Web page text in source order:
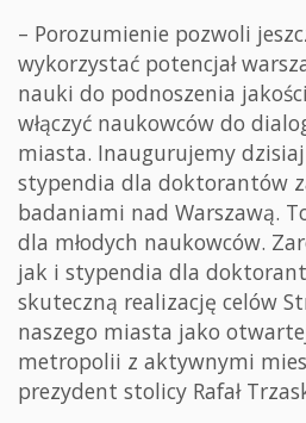
– Porozumienie pozwoli
wykorzystać potencjał
nauki do podnoszenia jakości
włączyć naukowców do
miasta. Inaugurujemy
stypendia dla doktorantów
badaniami nad Warszawą.
dla młodych naukowców.
jak i stypendia dla
skuteczną realizację celów
naszego miasta jako
metropolii z aktywnymi
prezydent stolicy Rafał